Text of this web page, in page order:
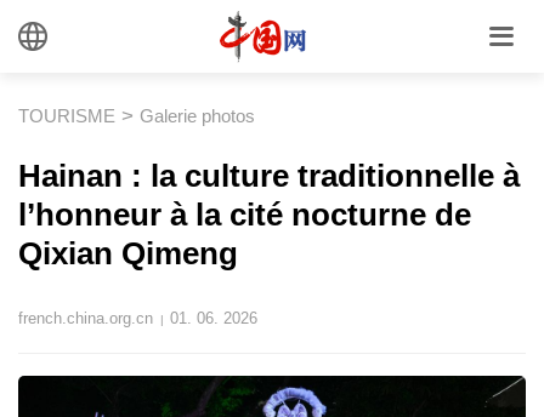
TOURISME > Galerie photos
Hainan : la culture traditionnelle à
l’honneur à la cité nocturne de
Qixian Qimeng
french.china.org.cn | 01. 06. 2026